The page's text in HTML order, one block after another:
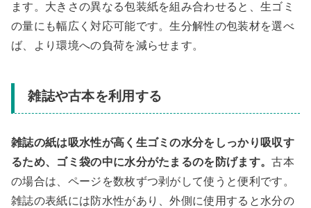
ます。大きさの異なる包装紙を組み合わせると、生ゴミ
の量にも幅広く対応可能です。生分解性の包装材を選べ
ば、より環境への負荷を減らせます。
雑誌や古本を利用する
雑誌の紙は吸水性が高く生ゴミの水分をしっかり吸収す
るため、ゴミ袋の中に水分がたまるのを防げます。古本
の場合は、ページを数枚ずつ剥がして使うと便利です。
雑誌の表紙には防水性があり、外側に使用すると水分の